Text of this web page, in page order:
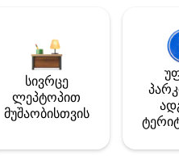
სივრცე
ლეპტოპით
მუშაობისთვის